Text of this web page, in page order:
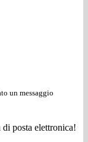
un messaggio
posta elettronica!